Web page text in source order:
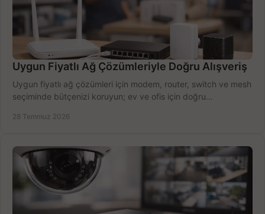
Uygun Fiyatlı Ağ Çözümleriyle Doğru Alışveriş
Uygun fiyatlı ağ çözümleri için modem, router, switch ve mesh
seçiminde bütçenizi koruyun; ev ve ofis için doğru
28 Temmuz 2026